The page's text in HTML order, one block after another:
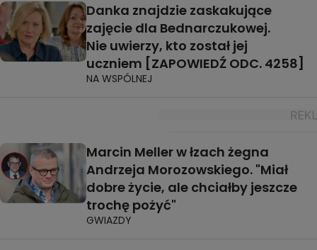
Danka znajdzie zaskakujące
zajęcie dla Bednarczukowej.
Nie uwierzy, kto został jej
uczniem [ZAPOWIEDŹ ODC. 4258]
NA WSPÓLNEJ
Marcin Meller w łzach żegna
Andrzeja Morozowskiego. "Miał
dobre życie, ale chciałby jeszcze
trochę pożyć"
GWIAZDY